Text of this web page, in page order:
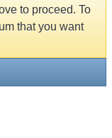
to proceed. To
that you want